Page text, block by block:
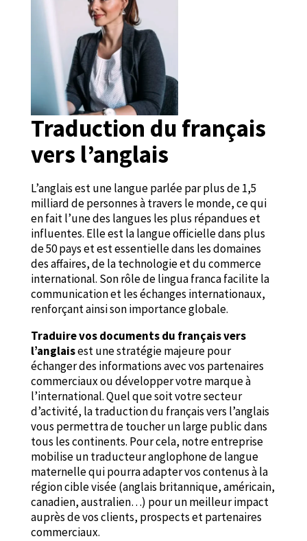
Traduction du français
vers l’anglais
L’anglais est une langue parlée par plus de 1,5
milliard de personnes à travers le monde, ce qui
en fait l’une des langues les plus répandues et
influentes. Elle est la langue officielle dans plus
de 50 pays et est essentielle dans les domaines
des affaires, de la technologie et du commerce
international. Son rôle de lingua franca facilite la
communication et les échanges internationaux,
renforçant ainsi son importance globale.
Traduire vos documents du français vers
l’anglaisest une stratégie majeure pour
échanger des informations avec vos partenaires
commerciaux ou développer votre marque à
l’international. Quel que soit votre secteur
d’activité, la traduction du français vers l’anglais
vous permettra de toucher un large public dans
tous les continents. Pour cela, notre entreprise
mobilise un traducteur anglophone de langue
maternelle qui pourra adapter vos contenus à la
région cible visée (anglais britannique, américain,
canadien, australien…) pour un meilleur impact
auprès de vos clients, prospects et partenaires
commerciaux.